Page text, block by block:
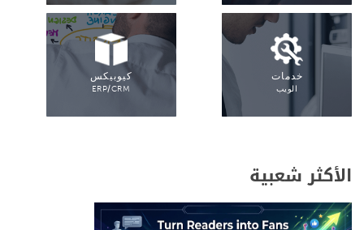
خدمات
الويب
كيوبيكس
ERP/CRM
الأكثر شعبية